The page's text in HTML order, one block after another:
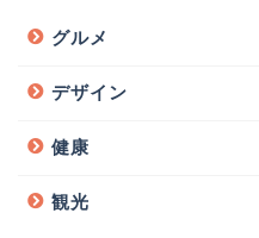
グルメ
デザイン
健康
観光